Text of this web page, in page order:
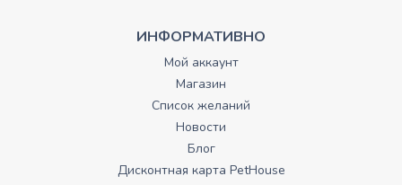
ИНФОРМАТИВНО
Мой аккаунт
Магазин
Список желаний
Новости
Блог
Дисконтная карта PetHouse